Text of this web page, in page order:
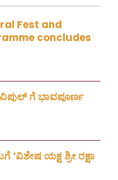
Fest and
concludes
ಗೆ ಭಾವಪೂರ್ಣ
ಯಕ್ಷ ಶ್ರೀ ರಕ್ಷಾ